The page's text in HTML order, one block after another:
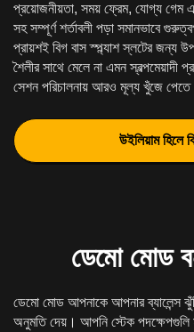
প্রয়োজনীয়তা, সময় ফ্রেম, যোগ্য গেম
সহ সম্পূর্ণ শর্তাবলী পড়া সমানভাবে
প্রায়শই বিগ বাস স্প্ল্যাশ স্লটের জন্য
শৈলীর সাথে মেলে না এমন স্বল্পমেয়াদী
সেশন পরিচালনায় আরও মূল্য খুঁজে পেতে
উইলিয়াম হিলে
ডেমো মোড
ডেমো মোড আপনাকে আপনার ব্যালেন্স
অনুমতি দেয়। আপনি স্টেক পদক্ষেপগুলি